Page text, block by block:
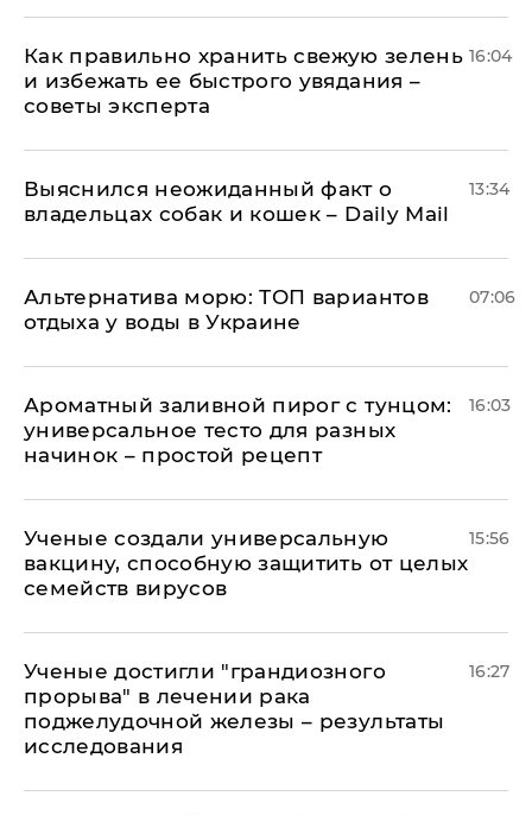
Как правильно хранить свежую зелень
и избежать ее быстрого увядания –
советы эксперта
16:04
Выяснился неожиданный факт о
владельцах собак и кошек – Daily Mail
13:34
Альтернатива морю: ТОП вариантов
отдыха у воды в Украине
07:06
Ароматный заливной пирог с тунцом:
универсальное тесто для разных
начинок – простой рецепт
16:03
Ученые создали универсальную
вакцину, способную защитить от целых
семейств вирусов
15:56
Ученые достигли "грандиозного
прорыва" в лечении рака
поджелудочной железы – результаты
исследования
16:27